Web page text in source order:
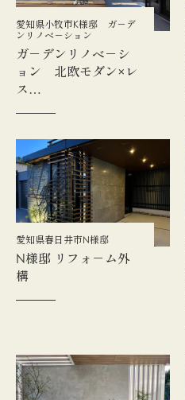
愛知県小牧市K様邸 ガ－デ
ンリノベ－ション
ガ－デンリノベ－シ
ョン 北欧モダン×レ
ス…
愛知県春日井市N様邸
N様邸 ​リフォ－ム外
構​